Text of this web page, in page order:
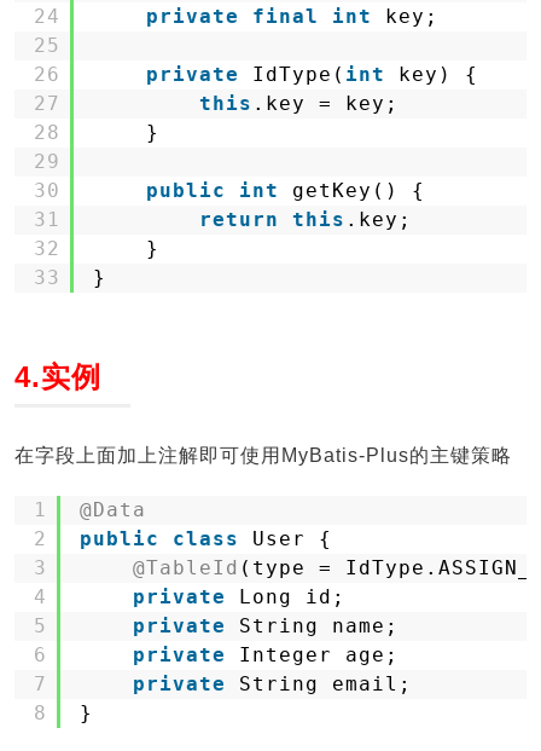
24
25
26
27
28
29
30
31
32
33
private final int key;
private IdType( int
key) {
this .key = key;
}
public int
getKey() {
return
this .key;
}
}
4.实例
在字段上面加上注解即可使用MyBatis-Plus的主键策略
1
2
3
4
5
6
7
8
@Data
public
class
User {
@TableId (type =
private
Long id;
private
String name;
private
Integer age;
private
String email;
}